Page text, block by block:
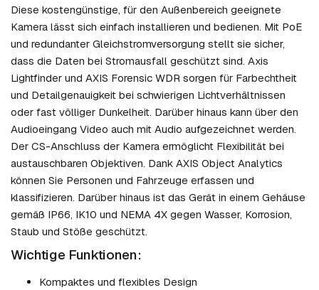
Diese kostengünstige, für den Außenbereich geeignete
Kamera lässt sich einfach installieren und bedienen. Mit PoE
und redundanter Gleichstromversorgung stellt sie sicher,
dass die Daten bei Stromausfall geschützt sind. Axis
Lightfinder und AXIS Forensic WDR sorgen für Farbechtheit
und Detailgenauigkeit bei schwierigen Lichtverhältnissen
oder fast völliger Dunkelheit. Darüber hinaus kann über den
Audioeingang Video auch mit Audio aufgezeichnet werden.
Der CS-Anschluss der Kamera ermöglicht Flexibilität bei
austauschbaren Objektiven. Dank AXIS Object Analytics
können Sie Personen und Fahrzeuge erfassen und
klassifizieren. Darüber hinaus ist das Gerät in einem Gehäuse
gemäß IP66, IK10 und NEMA 4X gegen Wasser, Korrosion,
Staub und Stöße geschützt.
Wichtige Funktionen:
Kompaktes und flexibles Design